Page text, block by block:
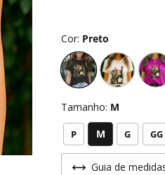
Cor: Preto
Tamanho: M
P M G GG
Guia de